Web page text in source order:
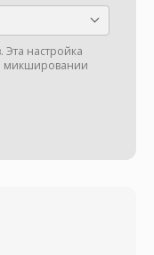
Эта настройка
микшировании